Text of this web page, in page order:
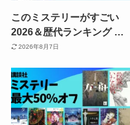
このミステリーがすごい
2026＆歴代ランキング 発
表結果一覧 国内・海外
き本イッキにわかる
2026年8月7日